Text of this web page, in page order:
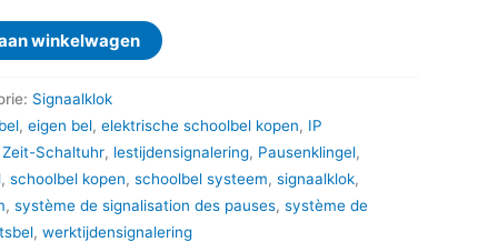
winkelwagen
Signaalklok
, eigen bel, elektrische schoolbel kopen, IP
Zeit-Schaltuhr, lestijdensignalering, Pausenklingel,
, schoolbel kopen, schoolbel systeem, signaalklok,
, système de signalisation des pauses, système de
, werktijdensignalering